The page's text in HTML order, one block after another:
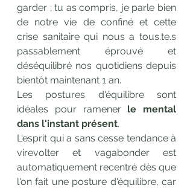
garder ; tu as compris, je parle bien
de notre vie de confiné et cette
crise sanitaire qui nous a tous.te.s
passablement éprouvé et
déséquilibré nos quotidiens depuis
bientôt maintenant 1 an.
Les postures d'équilibre sont
idéales pour ramener le mental
dans l'instant présent.
L'esprit qui a sans cesse tendance à
virevolter et vagabonder est
automatiquement recentré dès que
l'on fait une posture d'équilibre, car